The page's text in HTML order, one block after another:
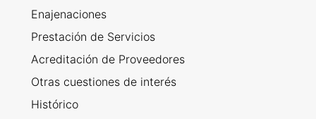
Enajenaciones
Prestación de Servicios
Acreditación de Proveedores
Otras cuestiones de interés
Histórico